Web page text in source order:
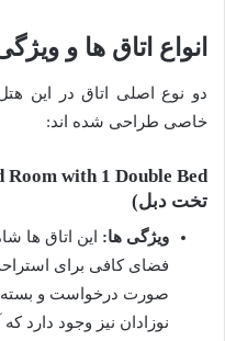
انواع اتاق ها و
دو نوع اصلی اتاق در این
خاصی طراحی شده اند:
تخت دبل)
ویژگی ها: این اتاق ها
فضای کافی برای
صورت درخواست و بسته
نوزادان نیز وجود دارد